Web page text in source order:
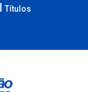
Títulos